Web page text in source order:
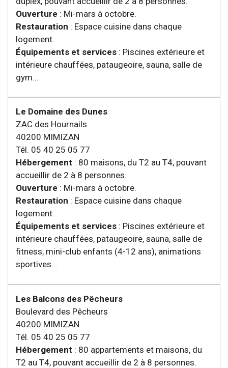
Ouverture : Mi-mars à octobre.
Restauration : Espace cuisine dans chaque
logement.
Équipements et services : Piscines extérieure et
intérieure chauffées, pataugeoire, sauna, salle de
gym…
Le Domaine des Dunes
ZAC des Hournails
40200 MIMIZAN
Tél. 05 40 25 05 77
Hébergement : 80 maisons, du T2 au T4, pouvant
accueillir de 2 à 8 personnes.
Ouverture : Mi-mars à octobre.
Restauration : Espace cuisine dans chaque
logement.
Équipements et services : Piscines extérieure et
intérieure chauffées, pataugeoire, sauna, salle de
fitness, mini-club enfants (4-12 ans), animations
sportives…
Les Balcons des Pêcheurs
Boulevard des Pêcheurs
40200 MIMIZAN
Tél. 05 40 25 05 77
Hébergement : 80 appartements et maisons, du
T2 au T4, pouvant accueillir de 2 à 8 personnes.